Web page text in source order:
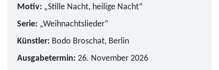
Motiv: „Stille Nacht, heilige Nacht“
Serie: „Weihnachtslieder“
Künstler: Bodo Broschat, Berlin
Ausgabetermin: 26. November 2026